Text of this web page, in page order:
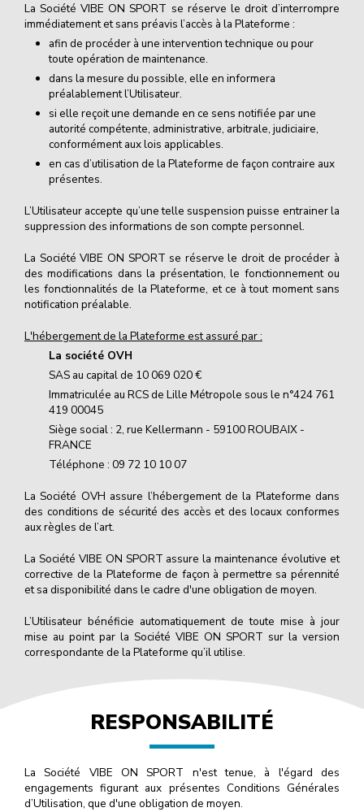
La Société VIBE ON SPORT se réserve le droit d’interrompre
immédiatement et sans préavis l’accès à la Plateforme :
afin de procéder à une intervention technique ou pour
toute opération de maintenance.
dans la mesure du possible, elle en informera
préalablement l’Utilisateur.
si elle reçoit une demande en ce sens notifiée par une
autorité compétente, administrative, arbitrale, judiciaire,
conformément aux lois applicables.
en cas d’utilisation de la Plateforme de façon contraire aux
présentes.
L’Utilisateur accepte qu’une telle suspension puisse entrainer la
suppression des informations de son compte personnel.
La Société VIBE ON SPORT se réserve le droit de procéder à
des modifications dans la présentation, le fonctionnement ou
les fonctionnalités de la Plateforme, et ce à tout moment sans
notification préalable.
L'hébergement de la Plateforme est assuré par :
La société OVH
SAS au capital de 10 069 020 €
Immatriculée au RCS de Lille Métropole sous le n°424 761
419 00045
Siège social : 2, rue Kellermann - 59100 ROUBAIX -
FRANCE
Téléphone : 09 72 10 10 07
La Société OVH assure l’hébergement de la Plateforme dans
des conditions de sécurité des accès et des locaux conformes
aux règles de l’art.
La Société VIBE ON SPORT assure la maintenance évolutive et
corrective de la Plateforme de façon à permettre sa pérennité
et sa disponibilité dans le cadre d'une obligation de moyen.
L’Utilisateur bénéficie automatiquement de toute mise à jour
mise au point par la Société VIBE ON SPORT sur la version
correspondante de la Plateforme qu’il utilise.
RESPONSABILITÉ
La Société VIBE ON SPORT n'est tenue, à l'égard des
engagements figurant aux présentes Conditions Générales
d’Utilisation, que d'une obligation de moyen.